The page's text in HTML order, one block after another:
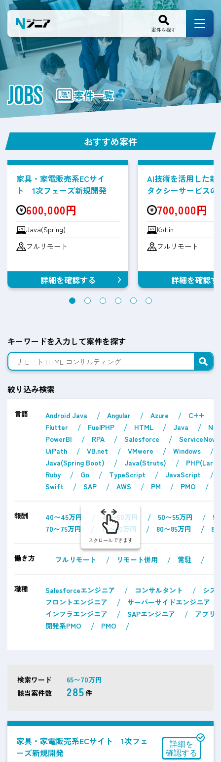
JOBS 案件一覧
おすすめ案件
家具・家電販売系ECサイ
ト 1次フェーズ新規開発
600,000円
Java(Spring)
フルリモート
詳細を確認する
AI技術を活用した新
タクシーサービスの
案件700,000円
Kotlin
フルリモート
詳細を確認す
キーワードを入力して案件を探す
絞り込み検索
言語 Android Java Angular Azure
C++
Flutter
FuelPHP HTML Java
PowerBI
RPA Salesforce
ServiceNow
UiPath
VB.net VMwere Windows
Java(Spring Boot)
Java(Struts)
Ruby
Go TypeScript JavaScript
Swift
SAP AWS PM PMO
報酬 40〜45万円 45〜50万円 50〜55万円
70〜75万円
75〜80万円 80〜85万円 85
働き方 フルリモート リモート併用 常駐
職種 Salesforceエンジニア コンサルタント
シス
フロントエンジニア
サーバーサイドエンジニア
インフラエンジニア
SAPエンジニア
アプリ
開発系PMO
PMO
スクロールできます
検索ワード
65〜70万円
該当案件数
285件
家具・家電販売系ECサイト 1次フェ
ーズ新規開発